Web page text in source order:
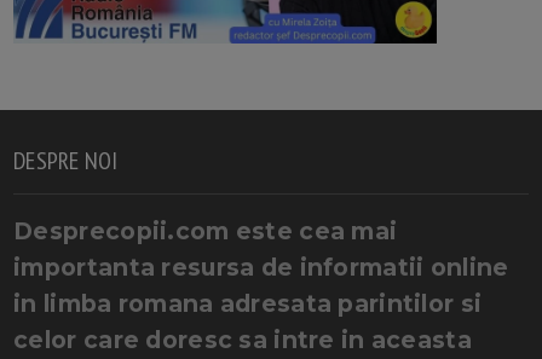
DESPRE NOI
Desprecopii.com este cea mai
importanta resursa de informatii online
in limba romana adresata parintilor si
celor care doresc sa intre in aceasta